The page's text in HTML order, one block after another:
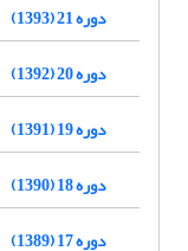
دوره 21 (1393)
دوره 20 (1392)
دوره 19 (1391)
دوره 18 (1390)
دوره 17 (1389)